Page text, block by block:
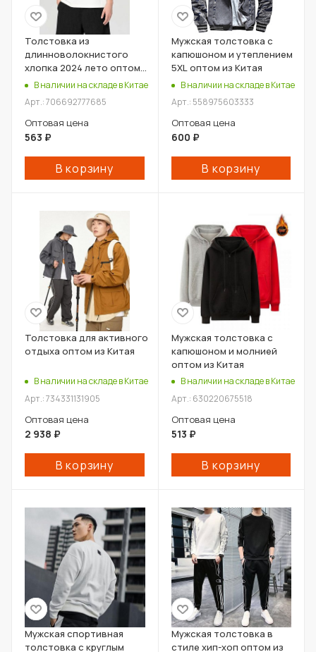
Толстовка из
длинноволокнистого
хлопка 2024 лето оптом
из Китая
В наличии на складе в Китае
Арт.: 706692777685
Оптовая цена
563 ₽
В корзину
Мужская толстовка с
капюшоном и утеплением
5XL оптом из Китая
В наличии на складе в Китае
Арт.: 558975603333
Оптовая цена
600 ₽
В корзину
Толстовка для активного
отдыха оптом из Китая
В наличии на складе в Китае
Арт.: 734331131905
Оптовая цена
2 938 ₽
В корзину
Мужская толстовка с
капюшоном и молнией
оптом из Китая
В наличии на складе в Китае
Арт.: 630220675518
Оптовая цена
513 ₽
В корзину
Мужская спортивная
толстовка с круглым
Мужская толстовка в
стиле хип-хоп оптом из